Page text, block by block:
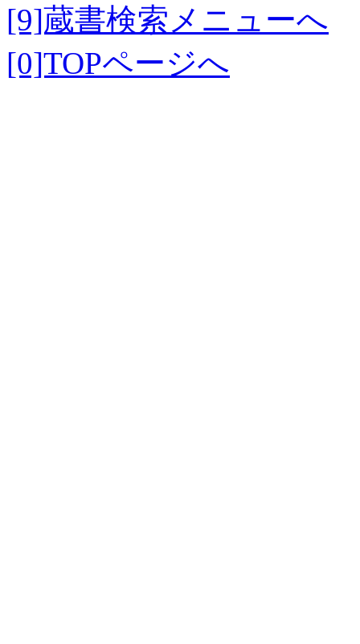
[9]蔵書検索メニューへ
[0]TOPページへ